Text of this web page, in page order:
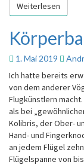
Weiterlesen
Körperbau
1. Mai 2019
Ich hatte bereits
von dem anderer
Flugkünstlern
als bei
Kolibris, der Ober-
Hand- und
an jedem Flügel
Flügelspanne von